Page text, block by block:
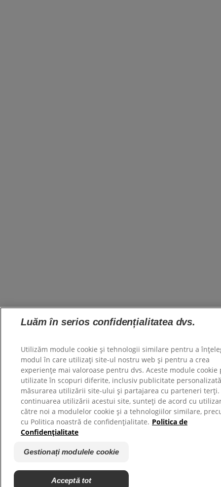
Luăm în serios confidențialitatea dvs.
Utilizăm module cookie și tehnologii similare pentru a
modul în care utilizați site-ul nostru web și pentru a crea
experiențe mai valoroase pentru dvs. Aceste module cookie
utilizate în scopuri diferite, inclusiv publicitate
măsurarea utilizării site-ului și partajarea cu parteneri terți.
continuarea utilizării acestui site, sunteți de acord cu
către noi a modulelor cookie și a tehnologiilor similare,
cu Politica noastră de confidențialitate. Politica de
Confidențialitate
Gestionați modulele cookie
Acceptă tot